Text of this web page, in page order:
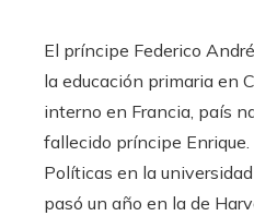
El príncipe Federico
la educación primaria en
interno en Francia, país
fallecido príncipe
Políticas en la
pasó un año en la de